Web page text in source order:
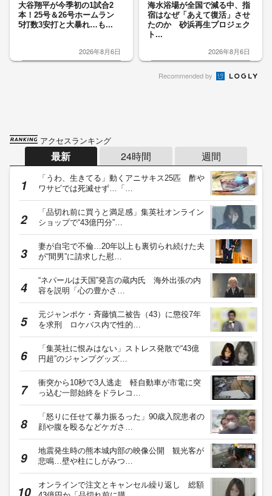
大谷翔平が今季初の1試合2
本！25号＆26号ホームラン
5打数3安打と大暴れ…も...
2026年8月6日
海水浴場が全国で減る中、指
宿はなぜ「あえて復活」させ
たのか 砂浜再生プロジェク
ト...
2026年8月6日
Recommended by
アクセスランキング
最新 24時間 週間
「うわ、生きてる」動くアニサキス25匹 酢や
ワサビでは死滅せず…「…
「品切れ前に買うと満足感」集英社オンライン
ショップで“43億円分”…
妻が自宅で不倫…20年以上も裏切られ続けた夫
が“間男”に請求した慰…
“ネパールは天国”発言の蔵内氏 海外出張の内
容を説明「心の豊かさ…
元ジャンポケ・斉藤慎二被告（43）に懲役7年
を求刑 ロケバス内で性的…
「集英社に恨みはない」ストレス発散で“43億
円超”のジャンプグッズ…
衝突から10秒で3人逃走 軽自動車が市電に突
っ込む一部始終をドラレコ…
「怒りに任せて暴力振るった」90歳入院患者の
顔や腹を殴るなどケガさ…
地震発生時の熊本城内部の映像公開 観光客が
悲鳴…壁や柱にしがみつ…
オンラインで注文とキャンセル繰り返し 総額